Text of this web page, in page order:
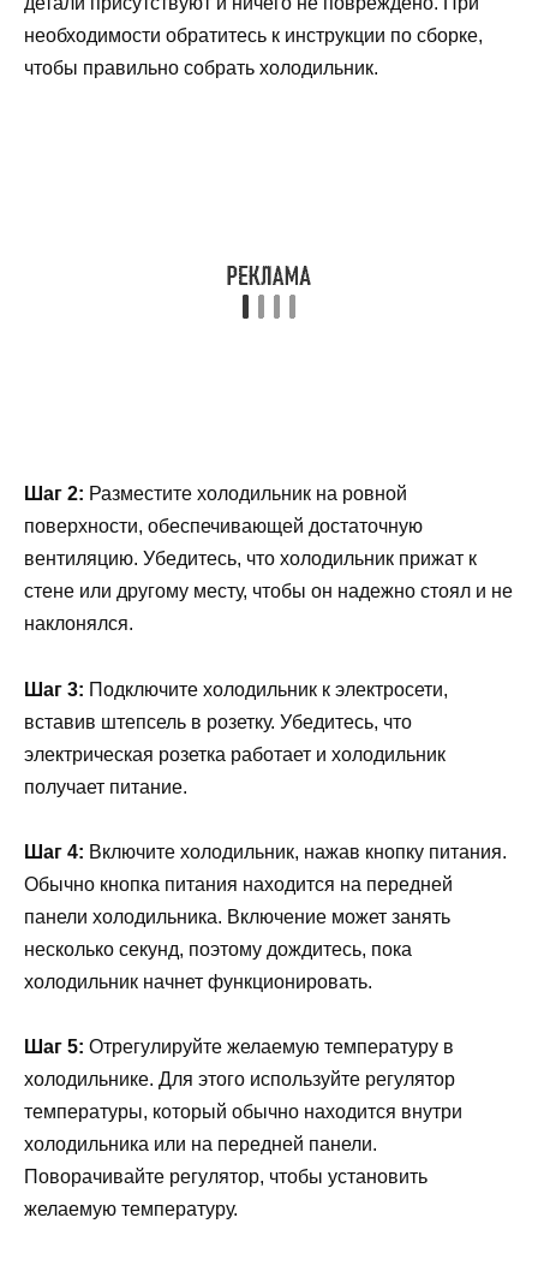
необходимости обратитесь к инструкции по сборке,
чтобы правильно собрать холодильник.
Шаг 2: Разместите холодильник на ровной
поверхности, обеспечивающей достаточную
вентиляцию. Убедитесь, что холодильник прижат к
стене или другому месту, чтобы он надежно стоял и не
наклонялся.
Шаг 3: Подключите холодильник к электросети,
вставив штепсель в розетку. Убедитесь, что
электрическая розетка работает и холодильник
получает питание.
Шаг 4: Включите холодильник, нажав кнопку питания.
Обычно кнопка питания находится на передней
панели холодильника. Включение может занять
несколько секунд, поэтому дождитесь, пока
холодильник начнет функционировать.
Шаг 5: Отрегулируйте желаемую температуру в
холодильнике. Для этого используйте регулятор
температуры, который обычно находится внутри
холодильника или на передней панели.
Поворачивайте регулятор, чтобы установить
желаемую температуру.